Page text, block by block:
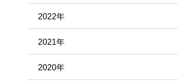
2022年
2021年
2020年